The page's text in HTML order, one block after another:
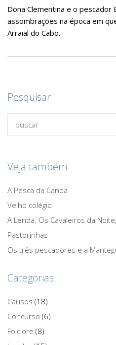
Dona Clementina e o
assombrações na época em
Arraial do Cabo.
Pesquisar
Veja também
A Pesca da Canoa
Velho colégio
A Lenda: Os Cavaleiros da
Pastorinhas
Os três pescadores e a
Categorias
Causos (18)
Concurso (6)
Folclore (8)